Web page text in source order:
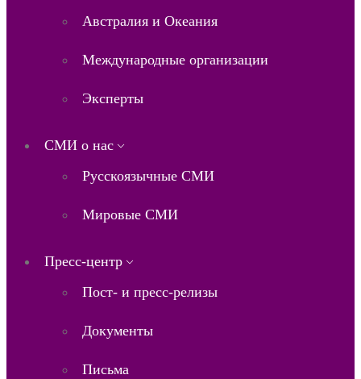
Австралия и Океания
Международные организации
Эксперты
СМИ о нас
Русскоязычные СМИ
Мировые СМИ
Пресс-центр
Пост- и пресс-релизы
Документы
Письма